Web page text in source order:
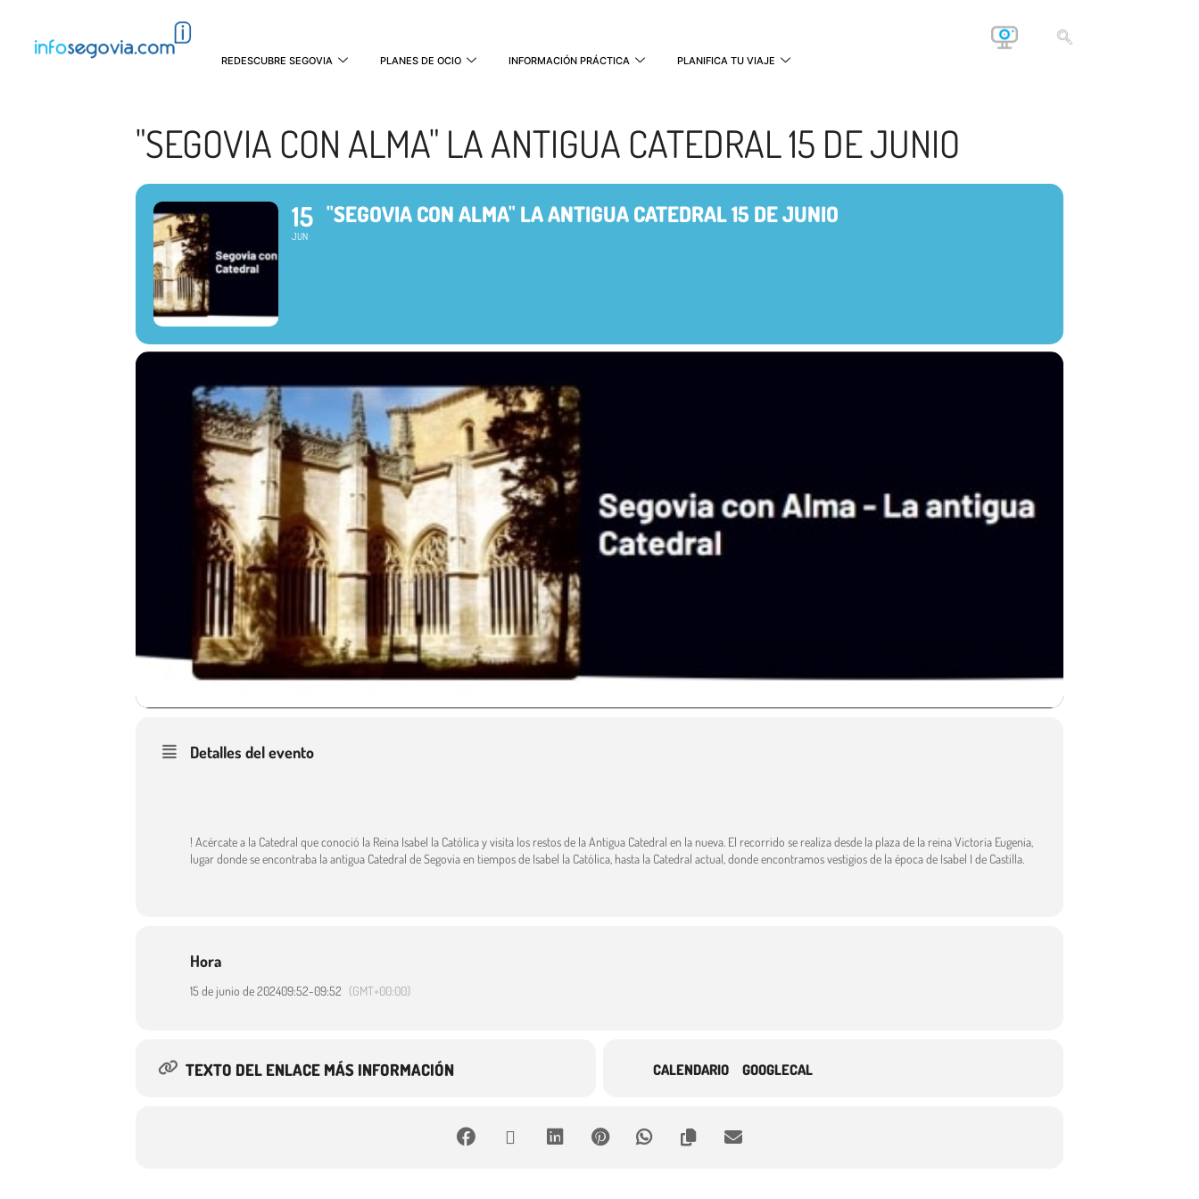
REDESCUBRE SEGOVIA PLANES DE OCIO INFORMACIÓN PRÁCTICA PLANIFICA TU VIAJE
"SEGOVIA CON ALMA" LA ANTIGUA CATEDRAL 15 DE JUNIO
15
JUN
"SEGOVIA CON ALMA" LA ANTIGUA CATEDRAL 15 DE JUNIO
Detalles del evento
! Acércate a la Catedral que conoció la Reina Isabel la Católica y visita los restos de la Antigua Catedral en la nueva. El recorrido se realiza desde la plaza de la reina Victoria Eugenia,
lugar donde se encontraba la antigua Catedral de Segovia en tiempos de Isabel la Católica, hasta la Catedral actual, donde encontramos vestigios de la época de Isabel I de Castilla.
Hora
15 de junio de 202409:52-09:52 (GMT+00:00)
TEXTO DEL ENLACE MÁS INFORMACIÓN CALENDARIO GOOGLECAL